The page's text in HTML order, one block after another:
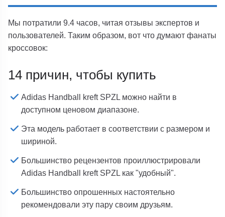
Мы потратили 9.4 часов, читая отзывы экспертов и
пользователей. Таким образом, вот что думают фанаты
кроссовок:
14 причин, чтобы купить
Adidas Handball kreft SPZL можно найти в
доступном ценовом диапазоне.
Эта модель работает в соответствии с размером и
шириной.
Большинство рецензентов проиллюстрировали
Adidas Handball kreft SPZL как "удобный".
Большинство опрошенных настоятельно
рекомендовали эту пару своим друзьям.